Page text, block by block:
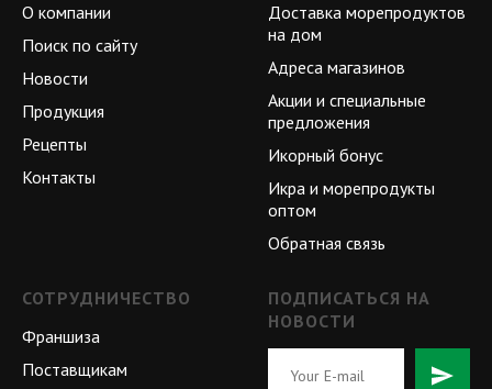
О компании
Поиск по сайту
Новости
Продукция
Рецепты
Контакты
Доставка морепродуктов
на дом
Адреса магазинов
Акции и специальные
предложения
Икорный бонус
Икра и морепродукты
оптом
Обратная связь
СОТРУДНИЧЕСТВО
Франшиза
Поставщикам
ПОДПИСАТЬСЯ НА
НОВОСТИ